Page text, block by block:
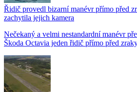
Řidič provedl bizarní manévr přímo před
zachytila jejich kamera
Nečekaný a velmi nestandardní manévr
Škoda Octavia jeden řidič přímo před